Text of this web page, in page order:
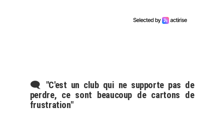
🗨 "C'est un club qui ne supporte pas de
perdre, ce sont beaucoup de cartons de
frustration"